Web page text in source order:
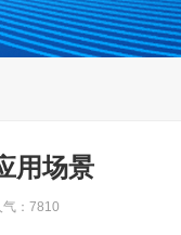
用场景
气：7810